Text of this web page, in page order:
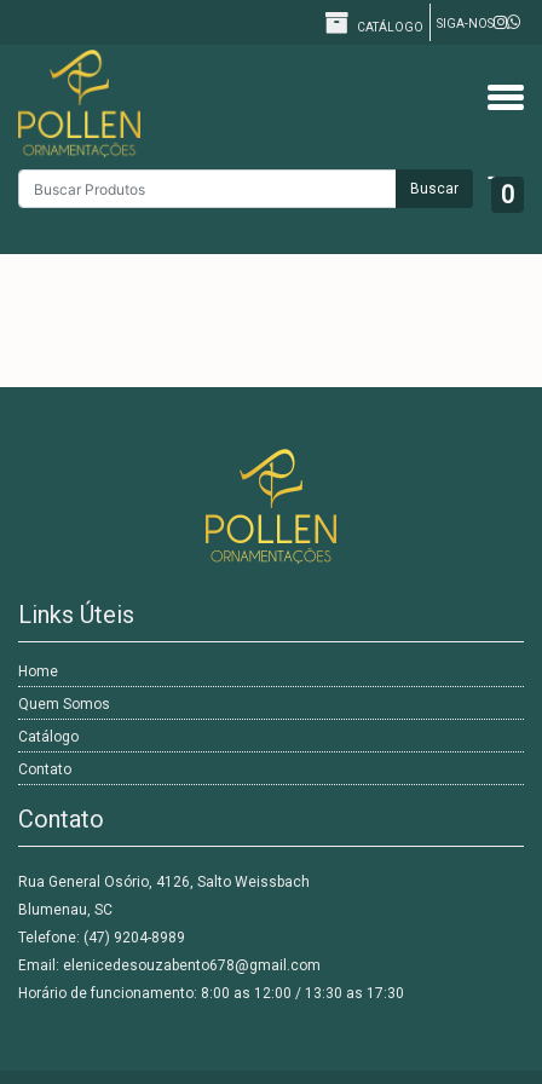
CATÁLOGO SIGA-NOS
Buscar 0
Links Úteis
Home
Quem Somos
Catálogo
Contato
Contato
Rua General Osório, 4126, Salto Weissbach
Blumenau, SC
Telefone: (47) 9204-8989
Email: elenicedesouzabento678@gmail.com
Horário de funcionamento: 8:00 as 12:00 / 13:30 as 17:30